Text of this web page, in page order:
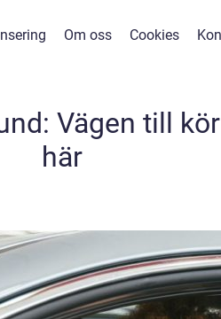
Om oss Cookies
Vägen till
här